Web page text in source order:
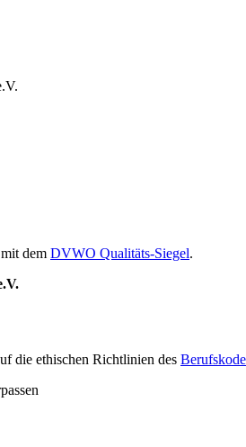
dem DVWO Qualitäts-Siegel.
die ethischen Richtlinien des